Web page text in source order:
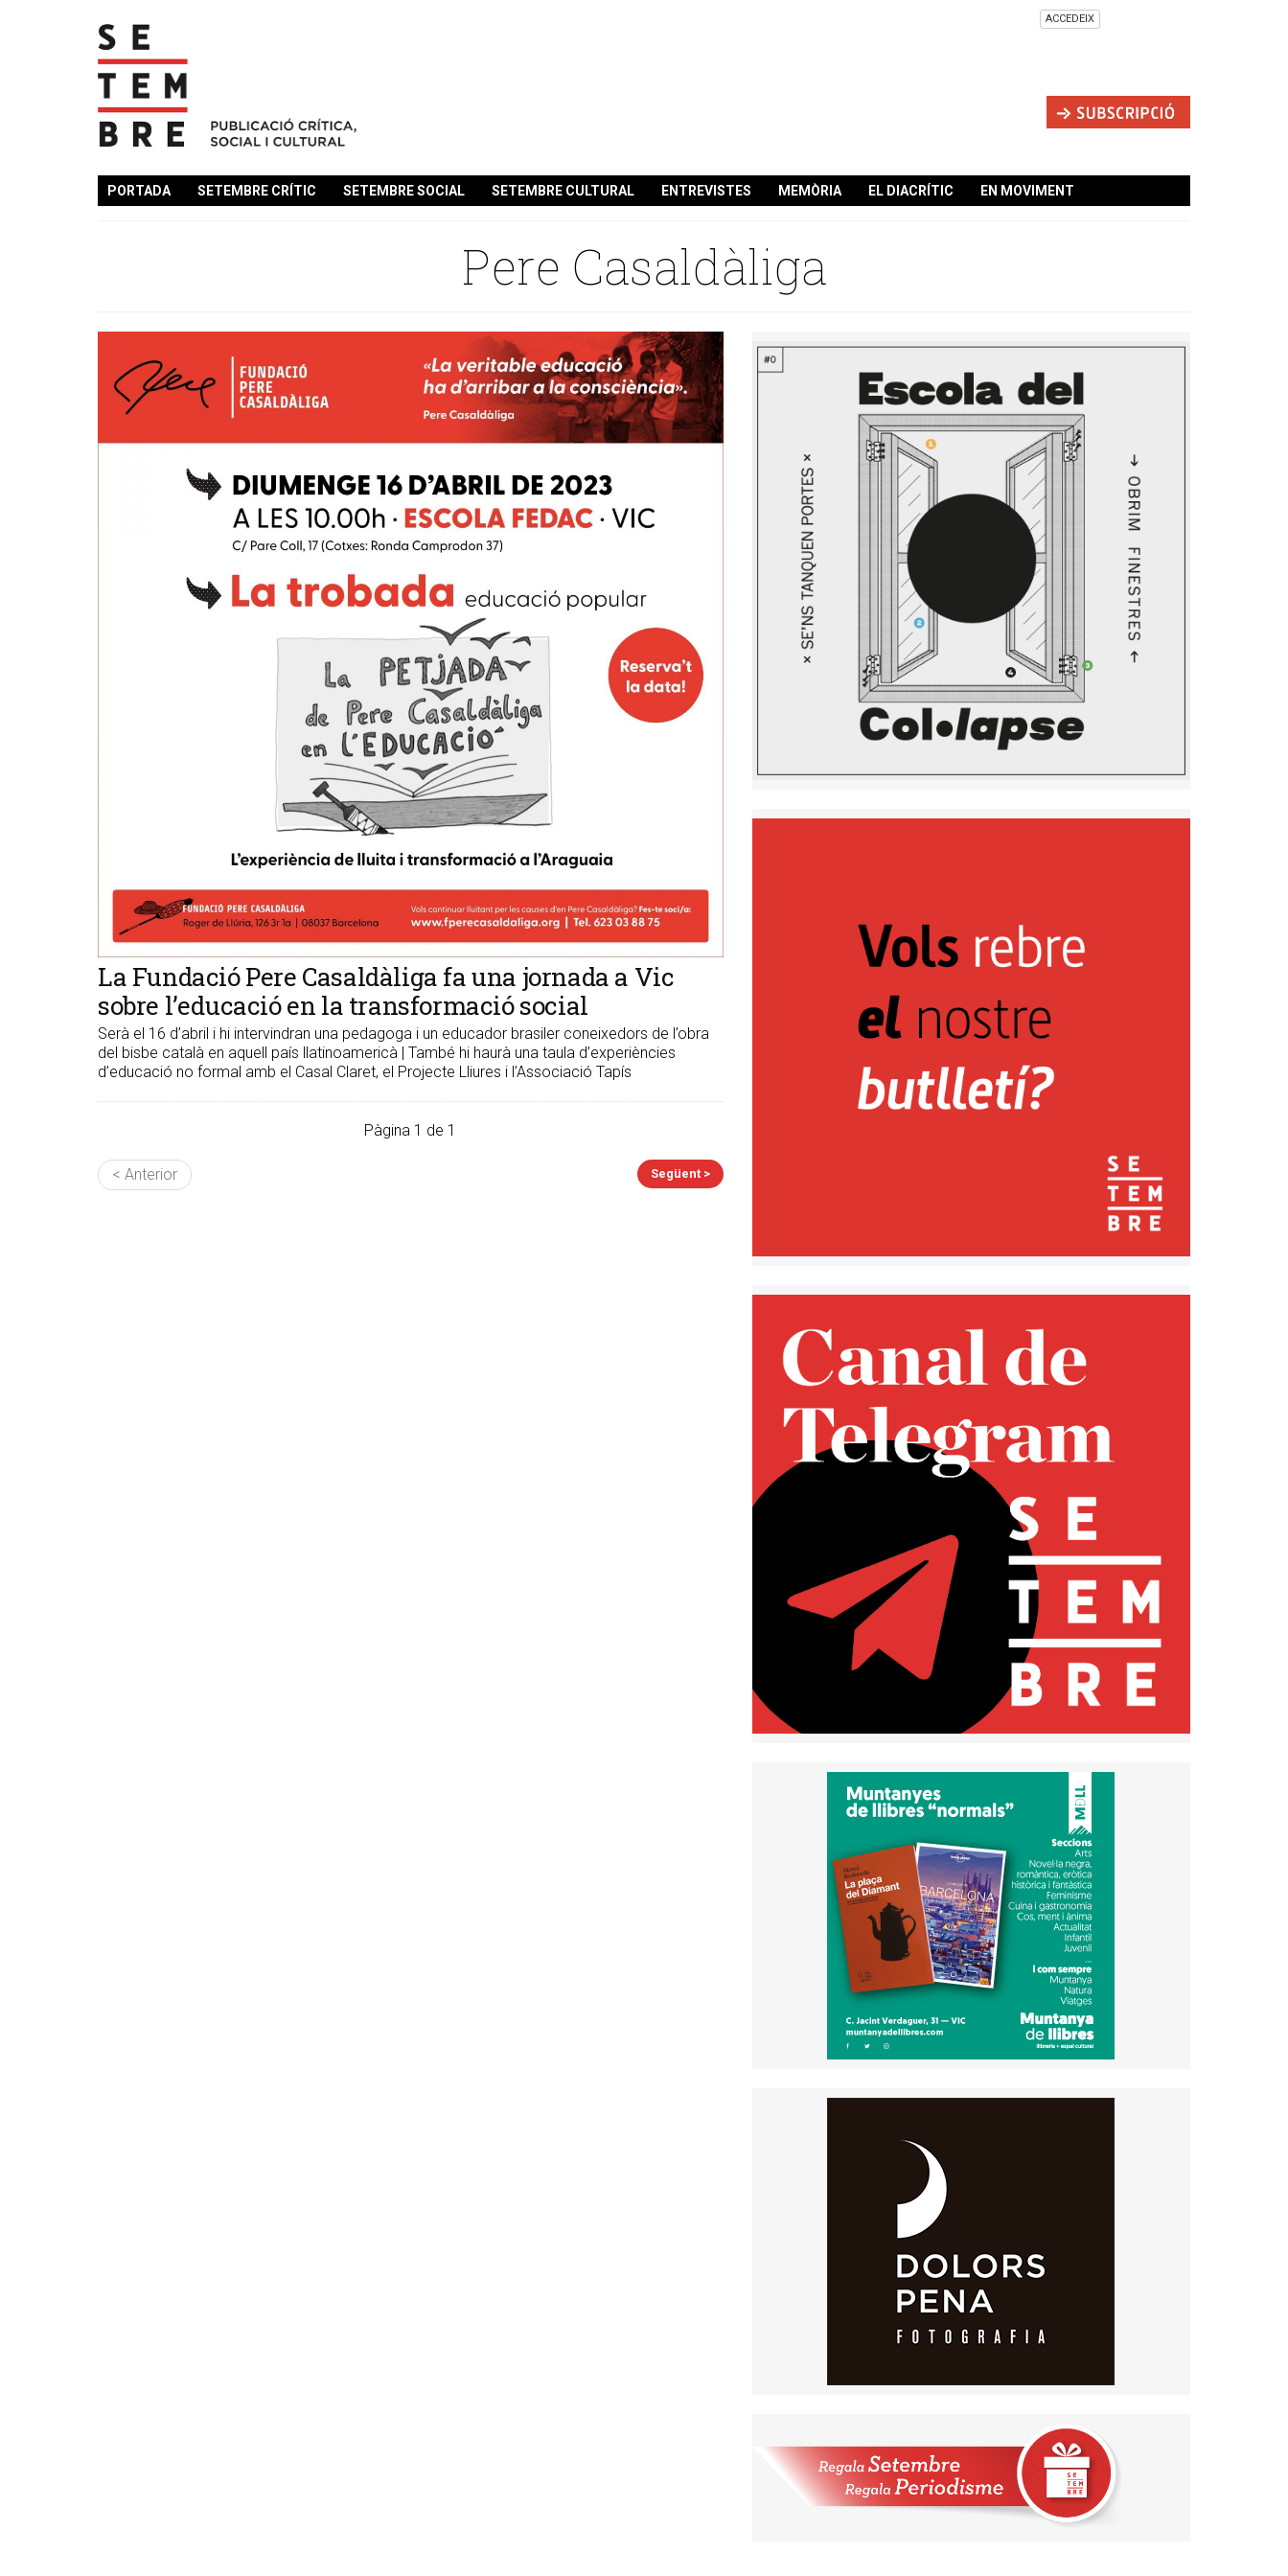
ACCEDEIX
PORTADA SETEMBRE CRÍTIC SETEMBRE SOCIAL SETEMBRE CULTURAL ENTREVISTES MEMÒRIA EL DIACRÍTIC EN MOVIMENT
Pere Casaldàliga
La Fundació Pere Casaldàliga fa una jornada a Vic
sobre l’educació en la transformació social
Serà el 16 d’abril i hi intervindran una pedagoga i un educador brasiler coneixedors de l’obra
del bisbe català en aquell país llatinoamericà | També hi haurà una taula d’experiències
d’educació no formal amb el Casal Claret, el Projecte Lliures i l’Associació Tapís
Pàgina 1 de 1
< Anterior Següent >